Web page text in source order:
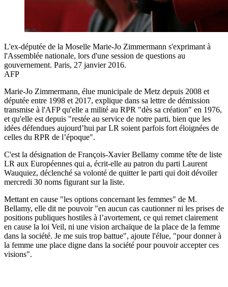
L'ex-députée de la Moselle Marie-Jo Zimmermann s'exprimant à
l'Assemblée nationale, lors d'une session de questions au
gouvernement. Paris, 27 janvier 2016.
AFP
Marie-Jo Zimmermann, élue municipale de Metz depuis 2008 et
députée entre 1998 et 2017, explique dans sa lettre de démission
transmise à l'AFP qu'elle a milité au RPR "dès sa création" en 1976,
et qu'elle est depuis "restée au service de notre parti, bien que les
idées défendues aujourd’hui par LR soient parfois fort éloignées de
celles du RPR de l’époque".
C'est la désignation de François-Xavier Bellamy comme tête de liste
LR aux Européennes qui a, écrit-elle au patron du parti Laurent
Wauquiez, déclenché sa volonté de quitter le parti qui doit dévoiler
mercredi 30 noms figurant sur la liste.
Mettant en cause "les options concernant les femmes" de M.
Bellamy, elle dit ne pouvoir "en aucun cas cautionner ni les prises de
positions publiques hostiles à l’avortement, ce qui remet clairement
en cause la loi Veil, ni une vision archaïque de la place de la femme
dans la société. Je me suis trop battue", ajoute l'élue, "pour donner à
la femme une place digne dans la société pour pouvoir accepter ces
visions".